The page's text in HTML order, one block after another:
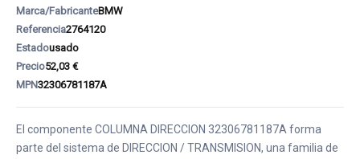
Marca/FabricanteBMW
Referencia2764120
Estadousado
Precio52,03 €
MPN32306781187A
El componente COLUMNA DIRECCION 32306781187A forma
parte del sistema de DIRECCION / TRANSMISION, una familia de